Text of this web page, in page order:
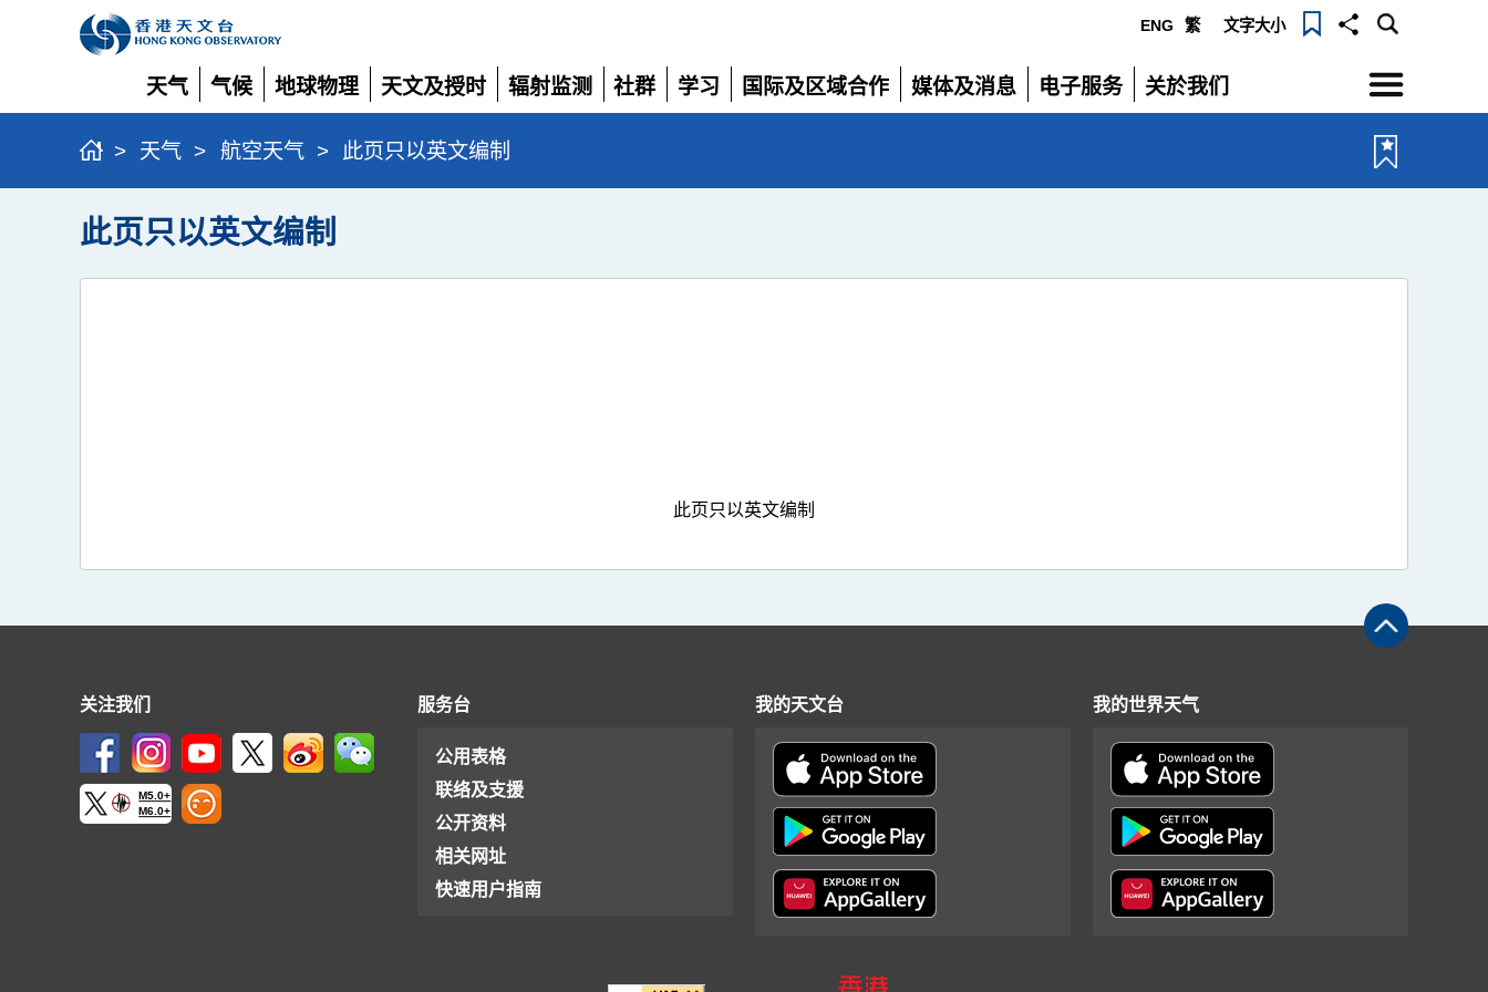
ENG 繁 文字大小
天气
展
开
气候
展
开
地球物理
展
开
天文及授时
展
开
辐射监测
展
开
社群
展
学习
展
国际及区域合作
展
媒体及消息
展
电子服务
展
关於我们
展
选
单
> 天气 > 航空天气 > 此页只以英文编制
此页只以英文编制
此页只以英文编制
关注我们
M5.0+
M6.0+
服务台
公用表格
联络及支援
公开资料
相关网址
快速用户指南
我的天文台 我的世界天气